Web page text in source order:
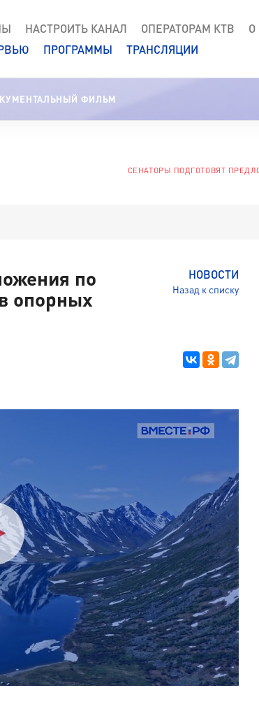
НАСТРОИТЬ КАНАЛ ОПЕРАТОРАМ КТВ
О
ПРОГРАММЫ ТРАНСЛЯЦИИ
ФИЛЬМ
СЕНАТОРЫ ПОДГОТОВЯТ
НОВОСТИ
Назад к списку
по
опорных